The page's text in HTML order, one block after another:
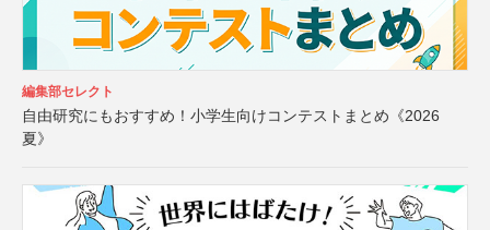
編集部セレクト
自由研究にもおすすめ！小学生向けコンテストまとめ《2026
夏》